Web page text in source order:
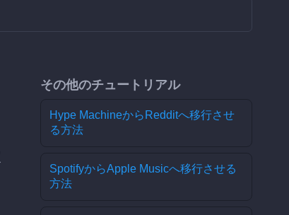
その他のチュートリアル
Hype MachineからRedditへ移行させ
る方法
SpotifyからApple Musicへ移行させる
方法